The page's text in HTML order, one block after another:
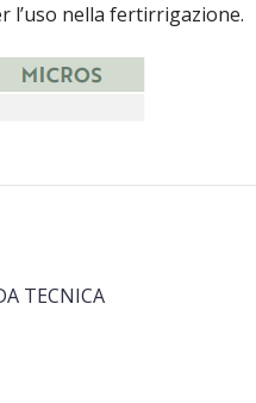
l’uso nella fertirrigazione.
TECNICA